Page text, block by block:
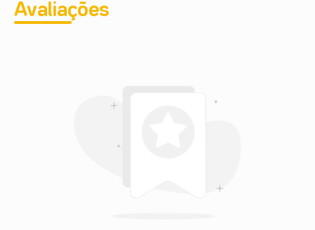
Avaliações